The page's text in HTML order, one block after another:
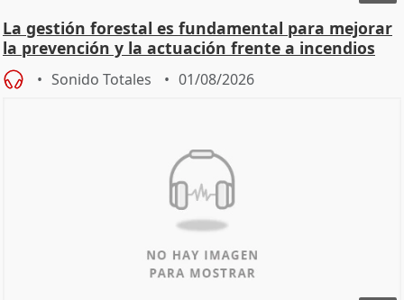
La gestión forestal es fundamental para mejorar
la prevención y la actuación frente a incendios
Sonido Totales 01/08/2026